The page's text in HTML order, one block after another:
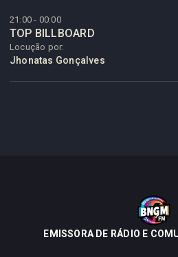
21:00 - 00:00
TOP BILLBOARD
Locução por:
Jhonatas Gonçalves
EMISSORA DE RÁDIO E